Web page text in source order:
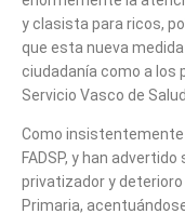
y clasista para ricos,
que esta nueva
ciudadanía como a los
Servicio Vasco de
Como insistentemente
FADSP, y han
privatizador y
Primaria,